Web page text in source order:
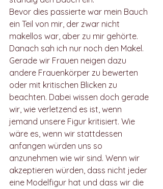
Bevor dies passierte war mein Bauch
ein Teil von mir, der zwar nicht
makellos war, aber zu mir gehörte.
Danach sah ich nur noch den Makel.
Gerade wir Frauen neigen dazu
andere Frauenkörper zu bewerten
oder mit kritischen Blicken zu
beachten. Dabei wissen doch gerade
wir, wie verletzend es ist, wenn
jemand unsere Figur kritisiert. Wie
wäre es, wenn wir stattdessen
anfangen würden uns so
anzunehmen wie wir sind. Wenn wir
akzeptieren würden, dass nicht jeder
eine Modelfigur hat und dass wir die